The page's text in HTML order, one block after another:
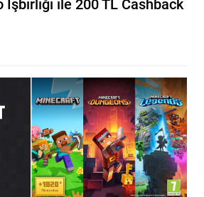
İşbirliği ile 200 TL Cashback